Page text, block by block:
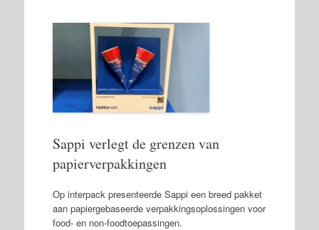
Sappi verlegt de grenzen van
papierverpakkingen
Op interpack presenteerde Sappi een breed pakket
aan papiergebaseerde verpakkingsoplossingen voor
food- en non-foodtoepassingen.